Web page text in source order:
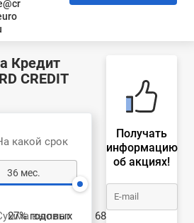
Кредит
CREDIT
какой срок
27% годовых
выплат
686 885 ₽
Получать
информацию
об акциях!